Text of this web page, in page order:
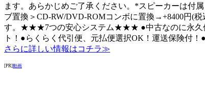
ます。あらかじめご了承ください。*スピーカーは付
ブ置換＞CD-RW/DVD-ROMコンボに置換→+8400円(
す。★★★7つの安心システム★★★ ●中古なのに永久保
ト！●らくらく代引便、元払便選択OK！運送保険付
さらに詳しい情報はコチラ≫
[PR]動画